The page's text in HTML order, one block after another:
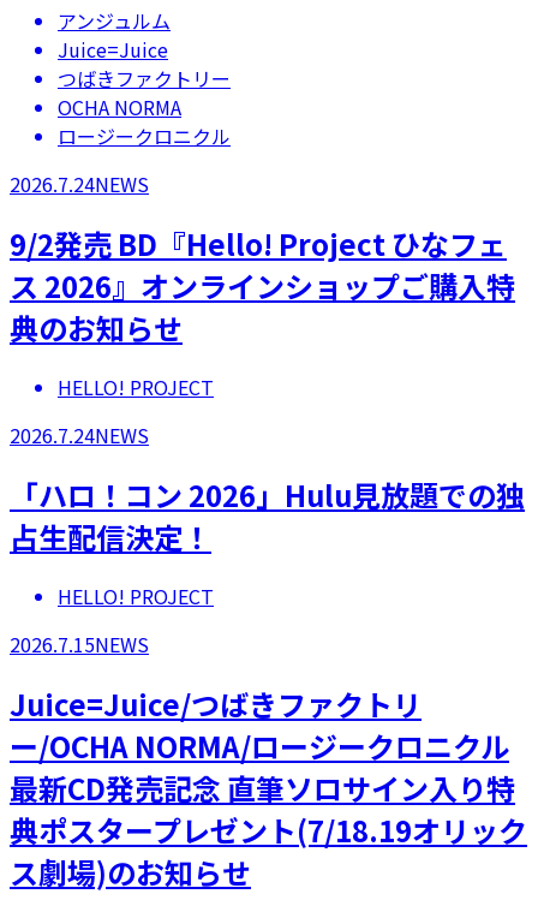
アンジュルム
Juice=Juice
つばきファクトリー
OCHA NORMA
ロージークロニクル
2026.7.24NEWS
9/2発売 BD『Hello! Project ひなフェ
ス 2026』オンラインショップご購入特
典のお知らせ
HELLO! PROJECT
2026.7.24NEWS
「ハロ！コン 2026」Hulu見放題での独
占生配信決定！
HELLO! PROJECT
2026.7.15NEWS
Juice=Juice/つばきファクトリ
ー/OCHA NORMA/ロージークロニクル
最新CD発売記念 直筆ソロサイン入り特
典ポスタープレゼント(7/18.19オリック
ス劇場)のお知らせ